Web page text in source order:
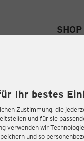
Ihr bestes
Zustimmung, die
und für sie
verwenden wir
und so
SHOP